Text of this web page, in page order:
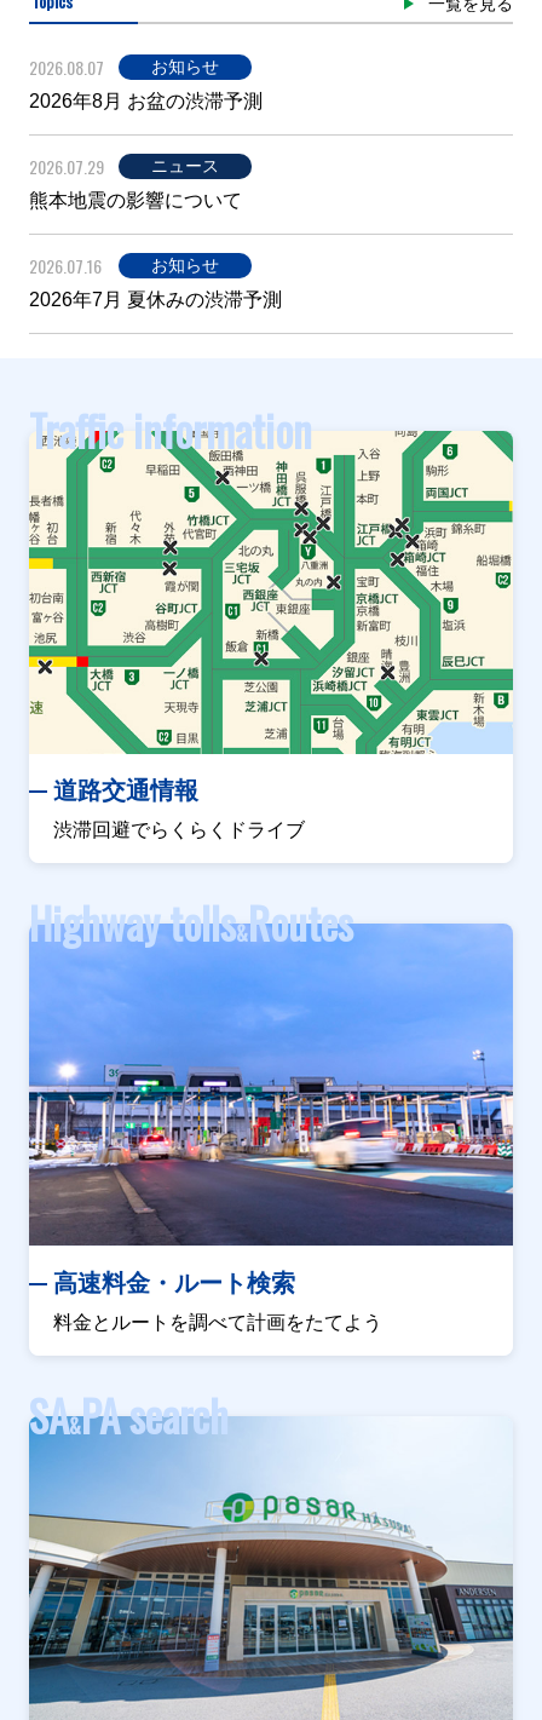
2026.08.07 お知らせ
2026年8月 お盆の渋滞予測
2026.07.29 ニュース
熊本地震の影響について
2026.07.16 お知らせ
2026年7月 夏休みの渋滞予測
Traffic information
道路交通情報
渋滞回避でらくらくドライブ
Highway tolls&Routes
高速料金・ルート検索
料金とルートを調べて計画をたてよう
SA&PA search